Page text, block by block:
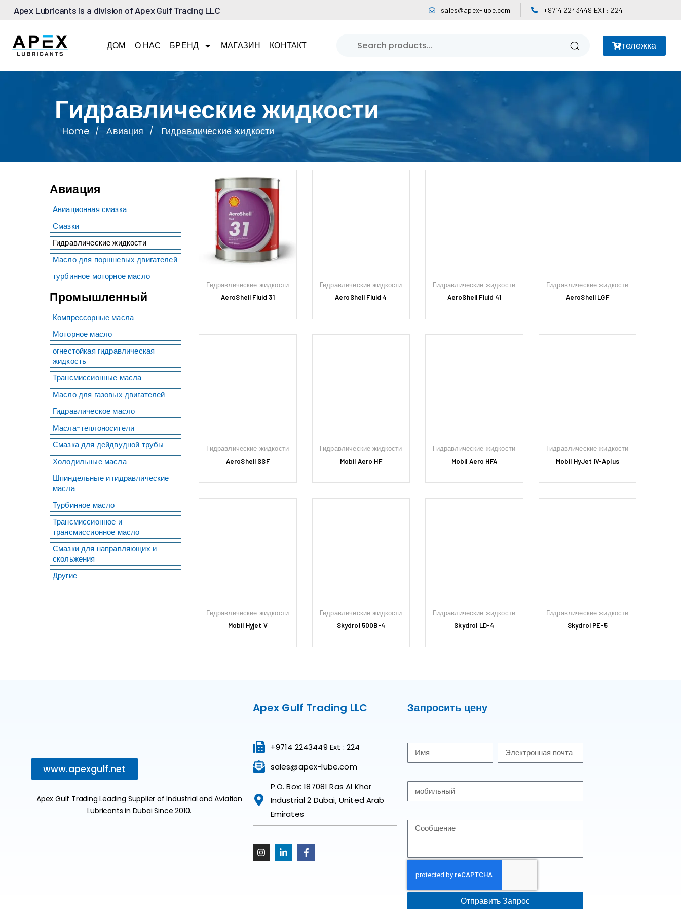
Apex Lubricants is a division of Apex Gulf Trading LLC sales@apex-lube.com +9714 2243449 EXT: 224
ДОМ О НАС БРЕНД МАГАЗИН КОНТАКТ тележка
Гидравлические жидкости
Home Авиация Гидравлические жидкости
Авиация
Авиационная смазка
Смазки
Гидравлические жидкости
Масло для поршневых двигателей
турбинное моторное масло
Промышленный
Компрессорные масла
Моторное масло
огнестойкая гидравлическая
жидкость
Трансмиссионные масла
Масло для газовых двигателей
Гидравлическое масло
Масла-теплоносители
Смазка для дейдвудной трубы
Холодильные масла
Шпиндельные и гидравлические
масла
Турбинное масло
Трансмиссионное и
трансмиссионное масло
Смазки для направляющих и
скольжения
Другие
Гидравлические жидкости
AeroShell Fluid 31
Гидравлические жидкости
AeroShell Fluid 4
Гидравлические жидкости
AeroShell Fluid 41
Гидравлические жидкости
AeroShell LGF
Гидравлические жидкости
AeroShell SSF
Гидравлические жидкости
Mobil Aero HF
Гидравлические жидкости
Mobil Aero HFA
Гидравлические жидкости
Mobil HyJet IV-Aplus
Гидравлические жидкости
Mobil Hyjet V
Гидравлические жидкости
Skydrol 500B-4
Гидравлические жидкости
Skydrol LD-4
Гидравлические жидкости
Skydrol PE-5
www.apexgulf.net
Apex Gulf Trading Leading Supplier of Industrial and Aviation
Lubricants in Dubai Since 2010.
Apex Gulf Trading LLC
+9714 2243449 Ext : 224
sales@apex-lube.com
P.O. Box: 187081 Ras Al Khor
Industrial 2 Dubai, United Arab
Emirates
Запросить цену
Отправить Запрос